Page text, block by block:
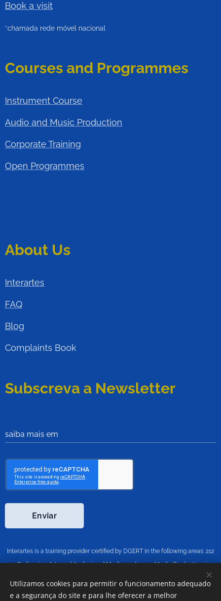
Book a visit
*chamada rede móvel nacional
Courses and Programmes
Instrument Course
Audio and Music Production
Corporate Training
Open Programmes
About Us
Interartes
FAQ
Blog
Complaints Book
Subscreva a Newsletter
saiba mais em
Enviar
Interartes is a training provider certified by DGERT in the following areas: 212
— Performing Arts and Audiovisual Media; and 213 — Media Production, in
accordance with the National Classification of Education and Training Areas
(CNAEF), approved by Ministerial Order No. 256/2005 of 16 March.
Utilizamos cookies para permitir o funcionamento adequado
e a segurança do site e para lhe oferecer a melhor